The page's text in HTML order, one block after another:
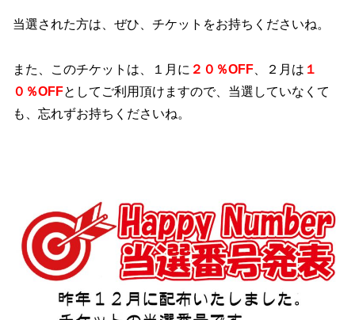
当選された方は、ぜひ、チケットをお持ちくださいね。
また、このチケットは、１月に ２０％OFF 、２月は １
０％OFFとしてご利用頂けますので、当選していなくて
も、忘れずお持ちくださいね。